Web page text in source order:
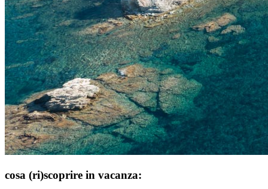
cosa (ri)scoprire in vacanza: